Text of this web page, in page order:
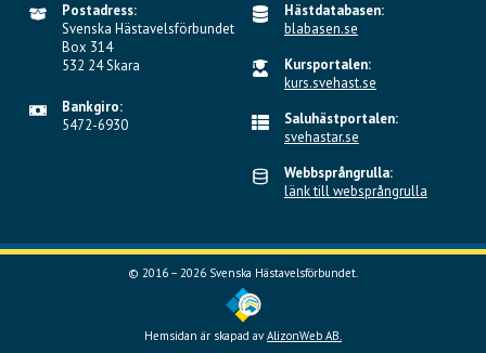
Postadress:
Svenska Hästavelsförbundet
Box 314
532 24 Skara
Bankgiro:
5472-6930
Hästdatabasen:
blabasen.se
Kursportalen:
kurs.svehast.se
Saluhästportalen:
svehastar.se
Webbsprångrulla:
länk till websprångrulla
© 2016 – 2026 Svenska Hästavelsförbundet.
Hemsidan är skapad av AlizonWeb AB.